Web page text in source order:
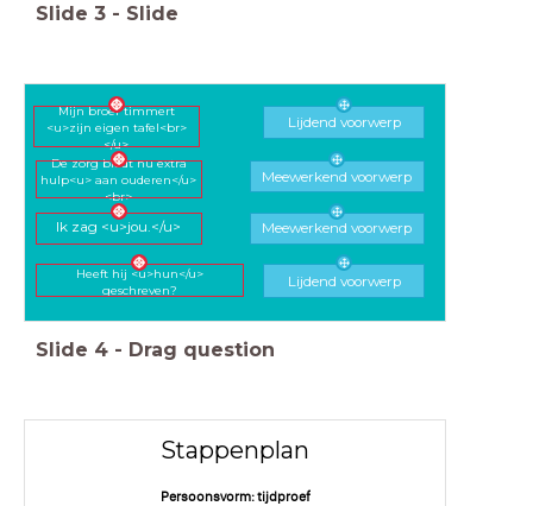
Slide 3 - Slide
Mijn broer timmert
<u>zijn eigen tafel<br>
</u>
Ik zag <u>jou.</u>
De zorg biedt nu extra
hulp<u> aan ouderen</u>
<br>
Heeft hij <u>hun</u>
geschreven?
Lijdend voorwerp
Meewerkend voorwerp
Lijdend voorwerp
Meewerkend voorwerp
Slide 4 - Drag question
Stappenplan
Persoonsvorm: tijdproef